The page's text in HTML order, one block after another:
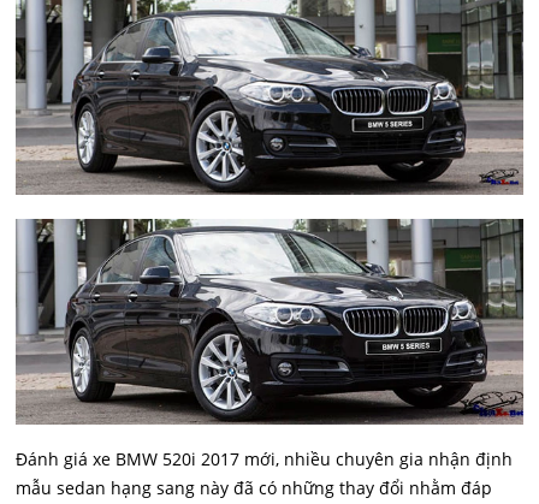
Đánh giá xe BMW 520i 2017 mới, nhiều chuyên gia nhận định
mẫu sedan hạng sang này đã có những thay đổi nhằm đáp